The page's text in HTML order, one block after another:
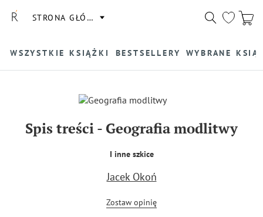
STRONA GŁÓWNA
WSZYSTKIE KSIĄŻKI BESTSELLERY WYBRANE
Spis treści- Geografia modlitwy
I inne szkice
Jacek Okoń
Zostaw opinię